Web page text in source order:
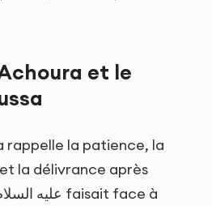
et le
rappelle la patience, la
la délivrance après